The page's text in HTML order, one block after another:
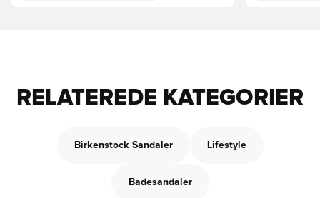
RELATEREDE KATEGORIER
Birkenstock Sandaler Lifestyle
Badesandaler